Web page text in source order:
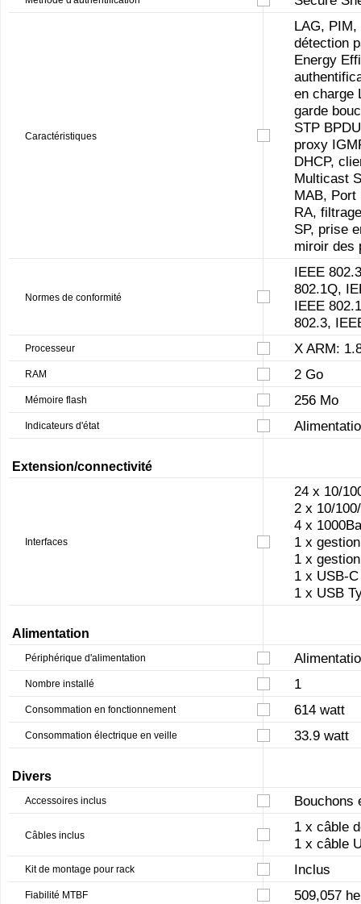
Caractéristiques
LAG, PIM,
détection
Energy
en charge
garde
STP
proxy
DHCP,
Multicast
MAB, Port
RA,
SP, prise
miroir des
Normes de conformité
IEEE
802.1Q,
IEEE
802.3,
Processeur X ARM:
RAM 2 Go
Mémoire flash 256 Mo
Indicateurs d'état
Extension/connectivité
Interfaces
24 x 10/
2 x 10/
4 x
1 x
1 x
1 x USB-C
1 x USB
Alimentation
Périphérique d'alimentation
Nombre installé 1
Consommation en fonctionnement 614 watt
Consommation électrique en veille 33.9 watt
Divers
Accessoires inclus Bouchons
Câbles inclus
1 x câble
1 x câble
Kit de montage pour rack Inclus
Fiabilité MTBF 509,057